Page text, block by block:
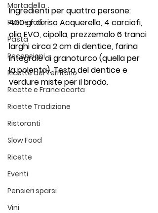
Mortadella
Post e foto
Pasta
Recensioni
Ricette del Territorio
Ricette e Franciacorta
Ricette Tradizione
Ristoranti
Slow Food
Ricette
Eventi
Pensieri sparsi
Vini
Ingredienti per quattro persone:
400 gr di riso Acquerello, 4 carciofi,
olio EVO, cipolla, prezzemolo 6 tranci
larghi circa 2 cm di dentice, farina
integrale di granoturco (quella per
la polenta). Testa del dentice e
verdure miste per il brodo.